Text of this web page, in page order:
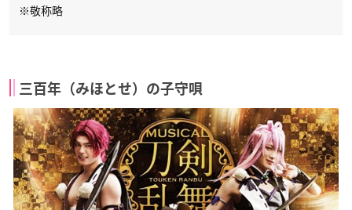
※敬称略
三百年（みほとせ）の子守唄